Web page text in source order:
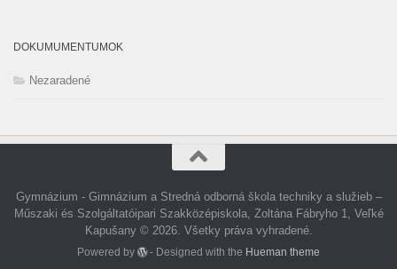
DOKUMUMENTUMOK
Nezaradené
Gymnázium - Gimnázium a Stredná odborná škola techniky a služieb –
Műszaki és Szolgáltatóipari Szakközépiskola, Zoltána Fábryho 1, Veľké
Kapušany © 2026. Všetky práva vyhradené.
Powered by - Designed with the Hueman theme